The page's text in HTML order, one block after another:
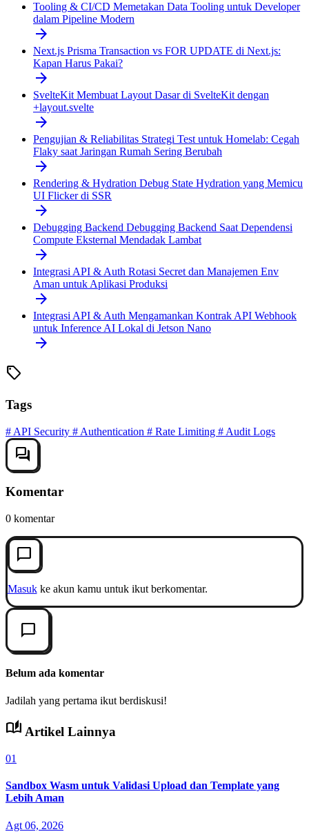
Tooling & CI/CD Memetakan Data Tooling untuk Developer
dalam Pipeline Modern
arrow_forward
Next.js Prisma Transaction vs FOR UPDATE di Next.js:
Kapan Harus Pakai?
arrow_forward
SvelteKit Membuat Layout Dasar di SvelteKit dengan
+layout.svelte
arrow_forward
Pengujian & Reliabilitas Strategi Test untuk Homelab: Cegah
Flaky saat Jaringan Rumah Sering Berubah
arrow_forward
Rendering & Hydration Debug State Hydration yang Memicu
UI Flicker di SSR
arrow_forward
Debugging Backend Debugging Backend Saat Dependensi
Compute Eksternal Mendadak Lambat
arrow_forward
Integrasi API & Auth Rotasi Secret dan Manajemen Env
Aman untuk Aplikasi Produksi
arrow_forward
Integrasi API & Auth Mengamankan Kontrak API Webhook
untuk Inference AI Lokal di Jetson Nano
arrow_forward
sell
Tags
# API Security # Authentication # Rate Limiting # Audit Logs
forum
Komentar
0 komentar
chat_bubble_outline
Masukke akun kamu untuk ikut berkomentar.
chat_bubble_outline
Belum ada komentar
Jadilah yang pertama ikut berdiskusi!
auto_stories Artikel Lainnya
01
Sandbox Wasm untuk Validasi Upload dan Template yang
Lebih Aman
Agt 06, 2026